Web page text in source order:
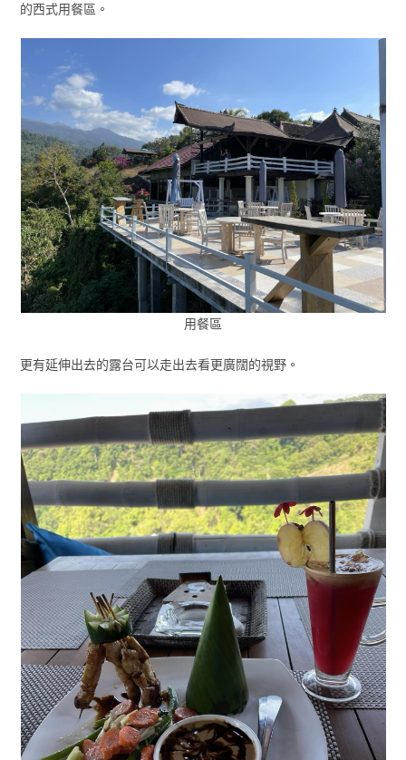
的西式用餐區。
用餐區
更有延伸出去的露台可以走出去看更廣闊的視野。